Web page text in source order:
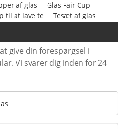
af glas
Glas Fair Cup
til at lave te
Tesæt af glas
give din forespørgsel i
Vi svarer dig inden for 24